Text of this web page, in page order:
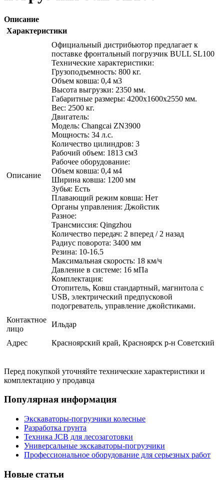
Описание
Характеристики
Описание
Официальный дистрибьютор предлагает к
поставке фронтальный погрузчик BULL SL100
Технические характеристики:
Грузоподъемность: 800 кг.
Объем ковша: 0,4 м3
Высота выгрузки: 2350 мм.
Габаритные размеры: 4200х1600х2550 мм.
Вес: 2500 кг.
Двигатель:
Модель: Changcai ZN3900
Мощность: 34 л.с.
Количество цилиндров: 3
Рабочий объем: 1813 см3
Рабочее оборудование:
Объем ковша: 0,4 м4
Ширина ковша: 1200 мм
Зубья: Есть
Плавающий режим ковша: Нет
Органы управления: Джойстик
Разное:
Трансмиссия: Qingzhou
Количество передач: 2 вперед / 2 назад
Радиус поворота: 3400 мм
Резина: 10-16.5
Максимальная скорость: 18 км/ч
Давление в системе: 16 мПа
Комплектация:
Отопитель, Ковш стандартный, магнитола с
USB, электрический предпусковой
подогреватель, управление джойстиками.
Контактное
лицо
Ильдар
Адрес Красноярский край, Красноярск р-н Советский
Перед покупкой уточняйте технические характеристики и
комплектацию у продавца
Популярная информация
Экскаваторы-погрузчики колесные
Разработка грунта
Техника JCB для лесозаготовки
Универсальные экскаваторы-погрузчики
Профессиональное оборудование для серьезных работ
Новые статьи